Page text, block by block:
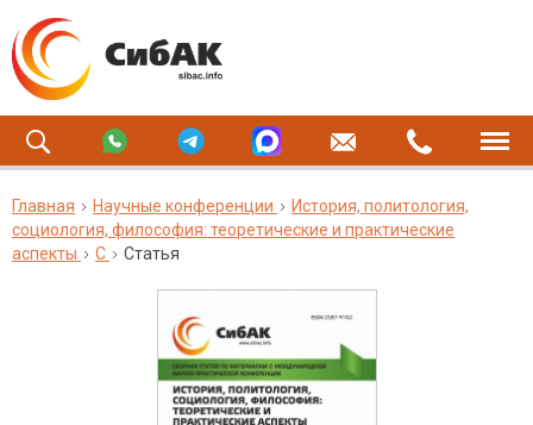
Главная Научные конференции
История, политология,
социология, философия: теоретические и практические
аспекты
C Статья